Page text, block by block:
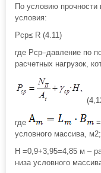
По условию
условия:
Рср≤ R (4.11)
где Pcp–давление по
расчетных нагрузок,
где
условного массива, м2;
Н =0,9+3,95=4,85 м –
низа условного